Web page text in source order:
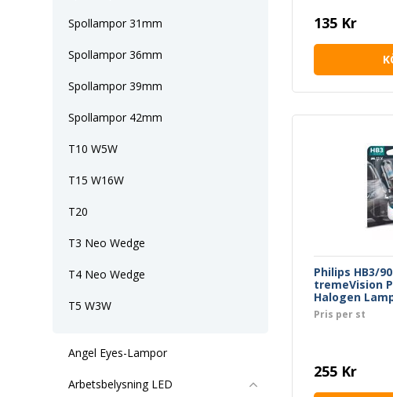
Spollampor 31mm
Spollampor 36mm
Spollampor 39mm
Spollampor 42mm
T10 W5W
T15 W16W
T20
T3 Neo Wedge
T4 Neo Wedge
T5 W3W
Angel Eyes-Lampor
Arbetsbelysning LED
135 Kr
Philips HB3/
tremeVision
Halogen
Pris per st
255 Kr